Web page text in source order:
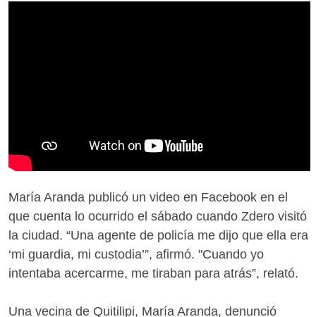
María Aranda publicó un video en Facebook en el
que cuenta lo ocurrido el sábado cuando Zdero visitó
la ciudad. “Una agente de policía me dijo que ella era
‘mi guardia, mi custodia’”, afirmó. "Cuando yo
intentaba acercarme, me tiraban para atrás”, relató.
Una vecina de Quitilipi, María Aranda, denunció